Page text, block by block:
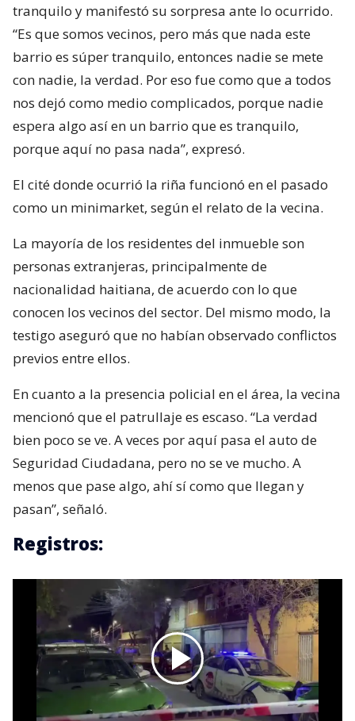
tranquilo y manifestó su sorpresa ante lo ocurrido.
“Es que somos vecinos, pero más que nada este
barrio es súper tranquilo, entonces nadie se mete
con nadie, la verdad. Por eso fue como que a todos
nos dejó como medio complicados, porque nadie
espera algo así en un barrio que es tranquilo,
porque aquí no pasa nada”, expresó.
El cité donde ocurrió la riña funcionó en el pasado
como un minimarket, según el relato de la vecina.
La mayoría de los residentes del inmueble son
personas extranjeras, principalmente de
nacionalidad haitiana, de acuerdo con lo que
conocen los vecinos del sector. Del mismo modo, la
testigo aseguró que no habían observado conflictos
previos entre ellos.
En cuanto a la presencia policial en el área, la vecina
mencionó que el patrullaje es escaso. “La verdad
bien poco se ve. A veces por aquí pasa el auto de
Seguridad Ciudadana, pero no se ve mucho. A
menos que pase algo, ahí sí como que llegan y
pasan”, señaló.
Registros: